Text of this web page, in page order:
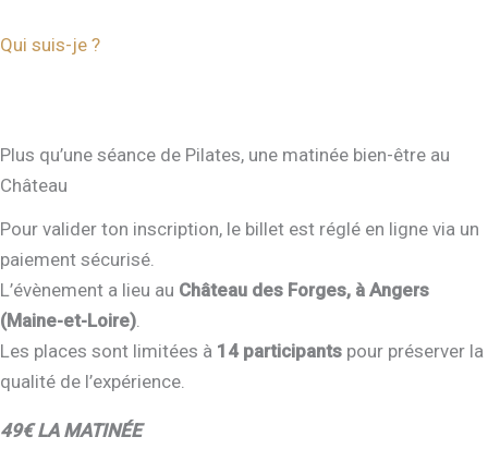
Qui suis-je ?
Plus qu’une séance de Pilates, une matinée bien-être au
Château
Pour valider ton inscription, le billet est réglé en ligne via un
paiement sécurisé.
L’évènement a lieu au Château des Forges, à Angers
(Maine-et-Loire)
Les places sont limitées à 14 participants pour préserver la
qualité de l’expérience.
49€ LA MATINÉE